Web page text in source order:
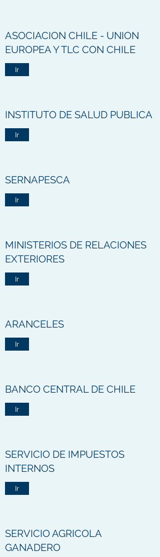
ASOCIACION CHILE - UNION
EUROPEA Y TLC CON CHILE
Ir
INSTITUTO DE SALUD PUBLICA
Ir
SERNAPESCA
Ir
MINISTERIOS DE RELACIONES
EXTERIORES
Ir
ARANCELES
Ir
BANCO CENTRAL DE CHILE
Ir
SERVICIO DE IMPUESTOS
INTERNOS
Ir
SERVICIO AGRICOLA
GANADERO